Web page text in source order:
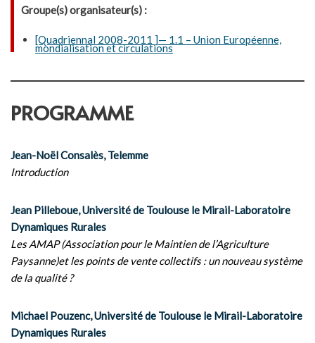
Groupe(s) organisateur(s) :
[Quadriennal 2008-2011 ]— 1.1 – Union Européenne,
mondialisation et circulations
PROGRAMME
Jean-Noël Consalès, Telemme
Introduction
Jean Pilleboue, Université de Toulouse le Mirail-Laboratoire
Dynamiques Rurales
Les AMAP (Association pour le Maintien de l’Agriculture
Paysanne)et les points de vente collectifs : un nouveau système
de la qualité ?
Michael Pouzenc, Université de Toulouse le Mirail-Laboratoire
Dynamiques Rurales